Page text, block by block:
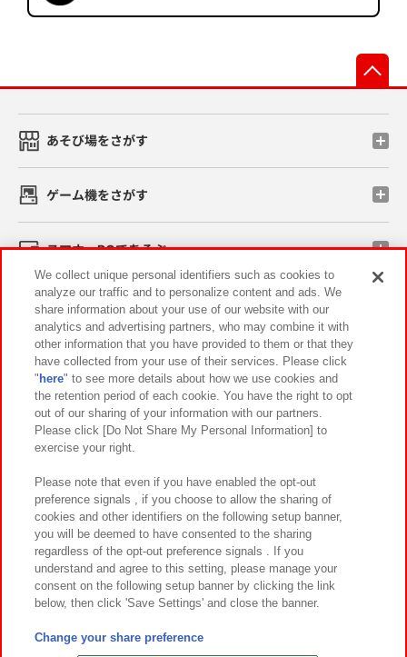
あそび場をさがす
ゲーム機をさがす
スマホ・PCであそぶ
イベント・キャンペーン
関連会社 サステナビリティ サイトポリシー
プライバシーポリシー ウェブアクセシビリティ方針と検証結果
お取引先さまとともに
カスタマーハラスメント対応方針 よくあるご質問・お問い合わせ
©Bandai Namco Amusement Inc.
©Bandai Namco Amusement Lab Inc.
We collect unique personal identifiers such as cookies to
analyze our traffic and to personalize content and ads. We
share information about your use of our website with our
analytics and advertising partners, who may combine it with
other information that you have provided to them or that they
have collected from your use of their services. Please click
" here" to see more details about how we use cookies and
the retention period of each cookie. You have the right to opt
out of our sharing of your information with our partners.
Please click [Do Not Share My Personal Information] to
exercise your right.
Please note that even if you have enabled the opt-out
preference signals , if you choose to allow the sharing of
cookies and other identifiers on the following setup banner,
you will be deemed to have consented to the sharing
regardless of the opt-out preference signals . If you
understand and agree to this setting, please manage your
consent on the following setup banner by clicking the link
below, then click 'Save Settings' and close the banner.
Change your share preference